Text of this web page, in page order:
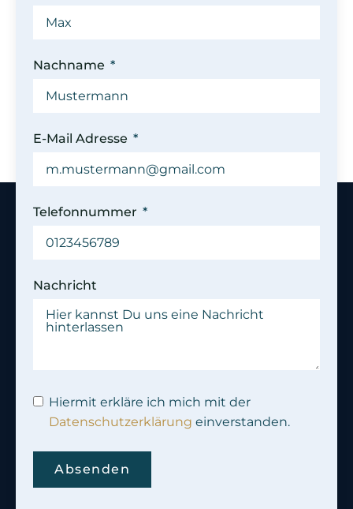
Nachname
E-Mail Adresse
Telefonnummer
Nachricht
Hiermit erkläre ich mich mit der
Datenschutzerklärung einverstanden.
Absenden